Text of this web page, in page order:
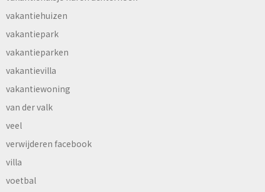
vakantiehuizen
vakantiepark
vakantieparken
vakantievilla
vakantiewoning
van der valk
veel
verwijderen facebook
villa
voetbal